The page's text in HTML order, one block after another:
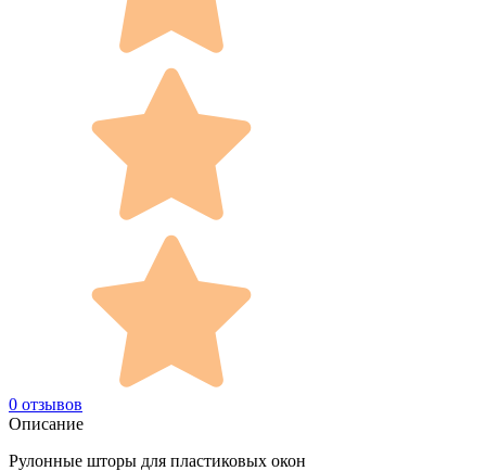
0 отзывов
Описание
Рулонные шторы для пластиковых окон